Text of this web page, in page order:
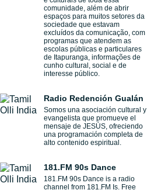
comunidade, além de abrir
espaços para muitos setores da
sociedade que estavam
excluídos da comunicação, com
programas que atendem as
escolas públicas e particulares
de Itapuranga, informações de
cunho cultural, social e de
interesse público.
Radio Redención Gualán
Somos una asociación cultural y
evangelista que promueve el
mensaje de JESÚS, ofreciendo
una programación completa de
alto contenido espiritual.
181.FM 90s Dance
181.FM 90s Dance is a radio
channel from 181.FM Is. Free